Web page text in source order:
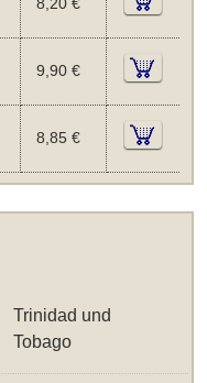
8,20 €
9,90 €
8,85 €
Trinidad und
Tobago